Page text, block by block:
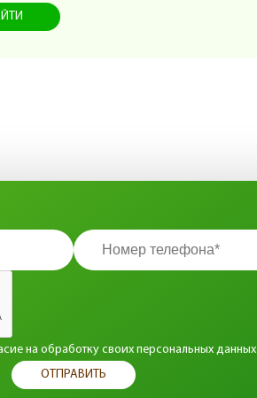
на обработку своих персональных данных
ОТПРАВИТЬ